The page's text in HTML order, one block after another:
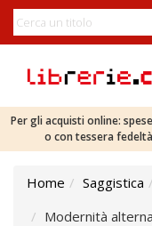
Per gli acquisti online:
o con tessera
Home Saggistica
Modernità